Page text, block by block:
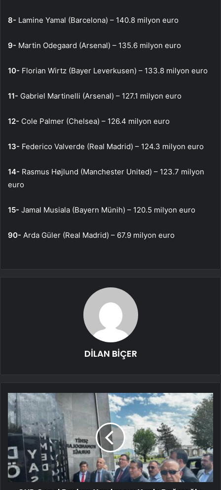
8- Lamine Yamal (Barcelona) – 140.8 milyon euro
9- Martin Odegaard (Arsenal) – 135.6 milyon euro
10- Florian Wirtz (Bayer Leverkusen) – 133.8 milyon euro
11- Gabriel Martinelli (Arsenal) – 127.1 milyon euro
12- Cole Palmer (Chelsea) – 126.4 milyon euro
13- Federico Valverde (Real Madrid) – 124.3 milyon euro
14- Rasmus Højlund (Manchester United) – 123.7 milyon
euro
15- Jamal Musiala (Bayern Münih) – 120.5 milyon euro
90- Arda Güler (Real Madrid) – 67.9 milyon euro
DİLAN BİÇER